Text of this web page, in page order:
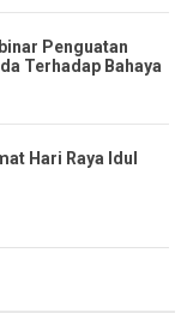
Penguatan
Terhadap Bahaya
Hari Raya Idul